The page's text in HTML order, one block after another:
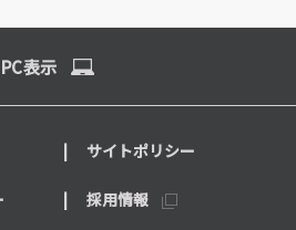
PC表示
サイトポリシー
採用情報